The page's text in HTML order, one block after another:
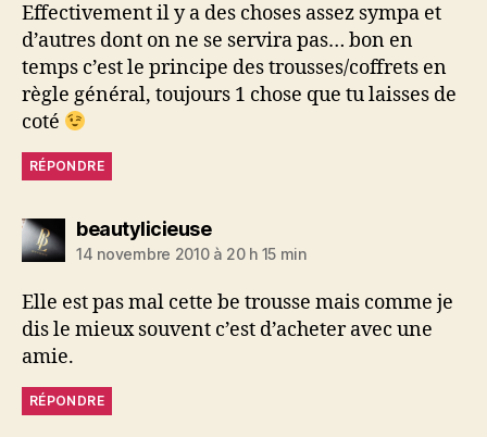
Effectivement il y a des choses assez sympa et
d’autres dont on ne se servira pas… bon en
temps c’est le principe des trousses/coffrets en
règle général, toujours 1 chose que tu laisses de
coté
RÉPONDRE
beautylicieusedit :
14 novembre 2010 à 20 h 15 min
Elle est pas mal cette be trousse mais comme je
dis le mieux souvent c’est d’acheter avec une
amie.
RÉPONDRE